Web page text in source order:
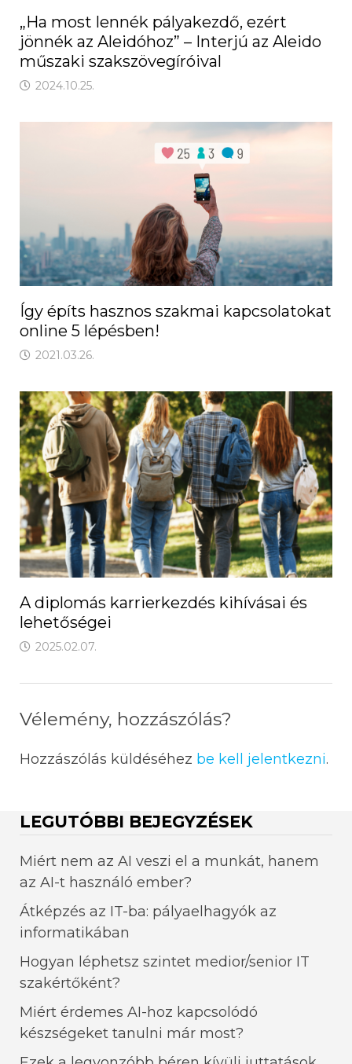
„Ha most lennék pályakezdő, ezért
jönnék az Aleidóhoz” – Interjú az Aleido
műszaki szakszövegíróival
2024.10.25.
Így építs hasznos szakmai kapcsolatokat
online 5 lépésben!
2021.03.26.
A diplomás karrierkezdés kihívásai és
lehetőségei
2025.02.07.
Vélemény, hozzászólás?
Hozzászólás küldéséhez be kell jelentkezni.
LEGUTÓBBI BEJEGYZÉSEK
Miért nem az AI veszi el a munkát, hanem
az AI-t használó ember?
Átképzés az IT-ba: pályaelhagyók az
informatikában
Hogyan léphetsz szintet medior/senior IT
szakértőként?
Miért érdemes AI-hoz kapcsolódó
készségeket tanulni már most?